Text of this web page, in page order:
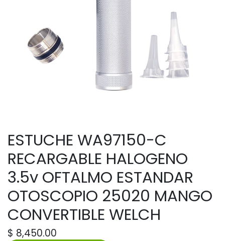
ESTUCHE WA97150-C
RECARGABLE HALOGENO
3.5v OFTALMO ESTANDAR
OTOSCOPIO 25020 MANGO
CONVERTIBLE WELCH
$ 8,450.00